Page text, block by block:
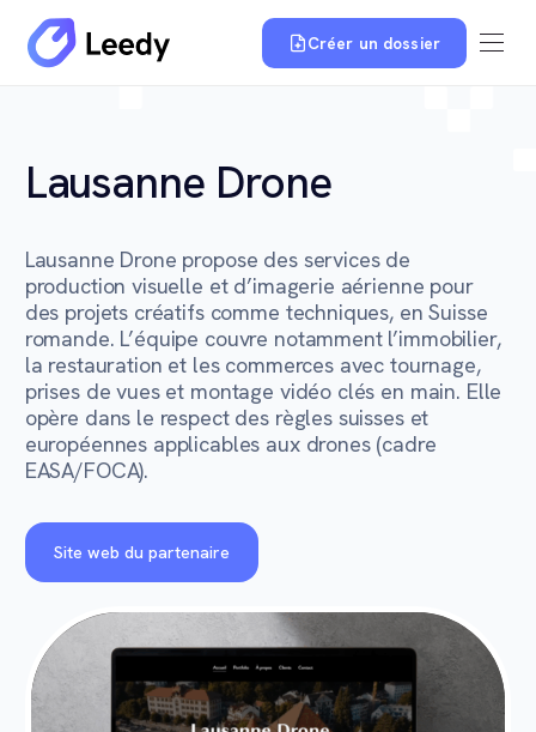
Créer un dossier
Lausanne Drone
Lausanne Drone propose des services de
production visuelle et d’imagerie aérienne pour
des projets créatifs comme techniques, en Suisse
romande. L’équipe couvre notamment l’immobilier,
la restauration et les commerces avec tournage,
prises de vues et montage vidéo clés en main. Elle
opère dans le respect des règles suisses et
européennes applicables aux drones (cadre
EASA/FOCA).
Site web du partenaire